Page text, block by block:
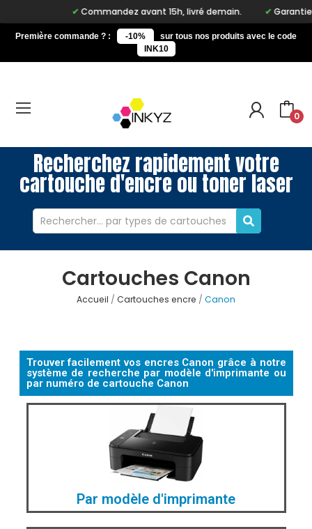
Commandez avant 15h, livré demain. Garantie à
Première commande ? : -10%
sur tous nos produits avec le code
INK10
0
Recherchez rapidement votre
cartouche d'encre ou toner laser
Cartouches Canon
Accueil Cartouches encre Canon
Trouver facilement vos encres Canon grâce à notre
système de recherche par modèle d'imprimante ou
par numéro de cartouche Canon
Par modèle d'imprimante